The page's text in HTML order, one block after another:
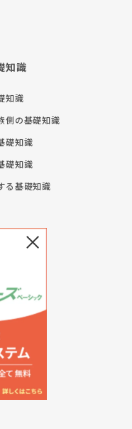
知識
知識
側の基礎知識
礎知識
礎知識
る基礎知識